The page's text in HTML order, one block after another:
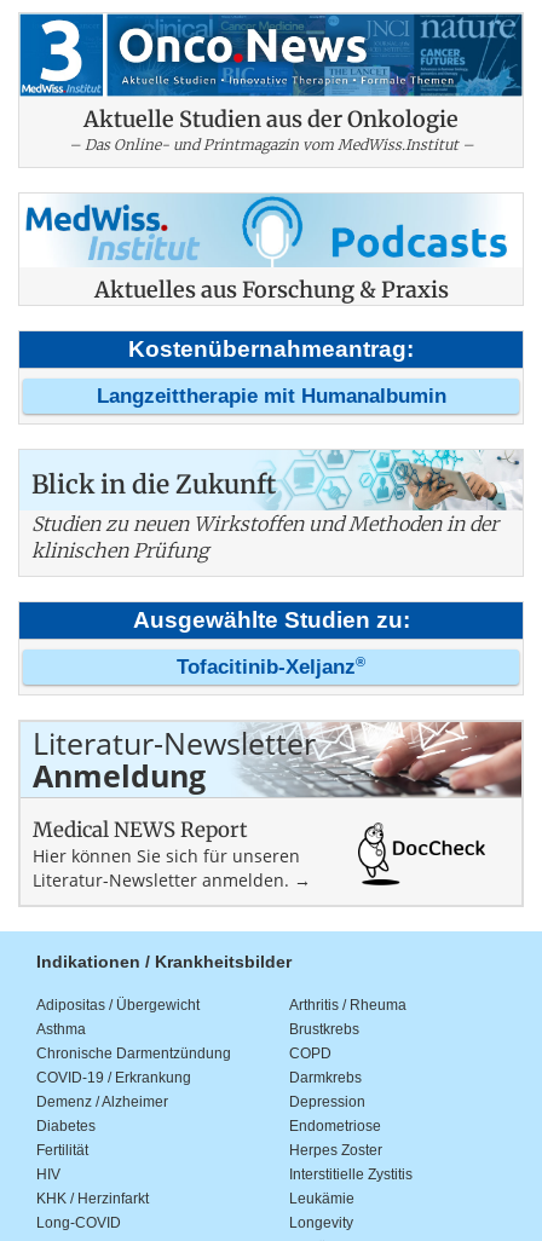
Aktuelle Studien aus der Onkologie
– Das Online- und Printmagazin vom MedWiss.Institut –
Aktuelles aus Forschung & Praxis
Kostenübernahmeantrag:
Langzeittherapie mit Humanalbumin
Blick in die Zukunft
Studien zu neuen Wirkstoffen und Methoden in der
klinischen Prüfung
Ausgewählte Studien zu:
Tofacitinib-Xeljanz®
Literatur-Newsletter
Anmeldung
Medical NEWS Report
Hier können Sie sich für unseren
Literatur-Newsletter anmelden. →
Indikationen / Krankheitsbilder
Adipositas / Übergewicht
Arthritis / Rheuma
Asthma
Brustkrebs
Chronische Darmentzündung
COPD
COVID-19 / Erkrankung
Darmkrebs
Demenz / Alzheimer
Depression
Diabetes
Endometriose
Fertilität
Herpes Zoster
HIV
Interstitielle Zystitis
KHK / Herzinfarkt
Leukämie
Long-COVID
Longevity